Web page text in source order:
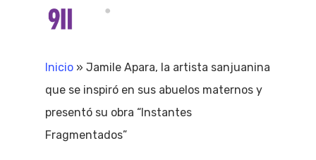
Inicio » Jamile Apara, la artista sanjuanina
que se inspiró en sus abuelos maternos y
presentó su obra “Instantes
Fragmentados”